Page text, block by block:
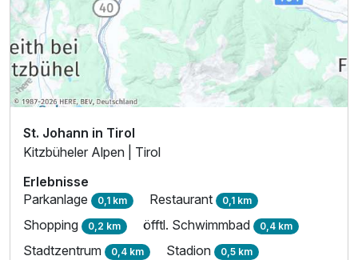
St. Johann in Tirol
Kitzbüheler Alpen | Tirol
Erlebnisse
Parkanlage 0,1 km Restaurant 0,1 km
Shopping 0,2 km öfftl. Schwimmbad 0,4 km
Stadtzentrum 0,4 km Stadion 0,5 km